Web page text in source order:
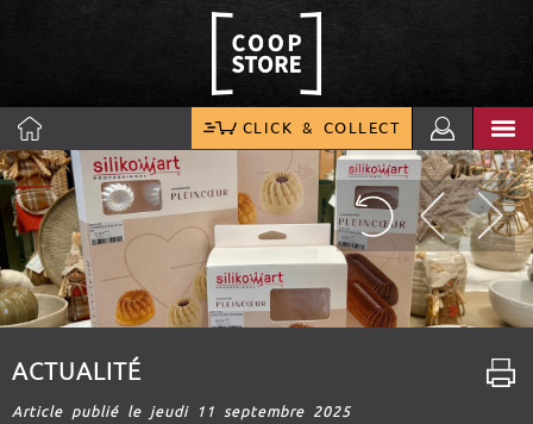
CLICK & COLLECT
ACTUALITÉ
Article publié le jeudi 11 septembre 2025